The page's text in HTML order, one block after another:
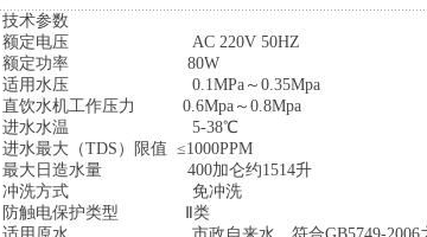
技术参数
额定电压 AC 220V 50HZ
额定功率 80W
适用水压 0.1MPa～0.35Mpa
直饮水机工作压力 0.6Mpa～0.8Mpa
进水水温 5-38℃
进水最大（TDS）限值 ≤1000PPM
最大日造水量 400加仑约1514升
冲洗方式 免冲洗
防触电保护类型 Ⅱ类